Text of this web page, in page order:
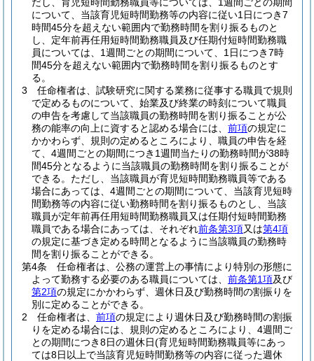
について、当該育児短時間勤務等の内容に従い1日につき7
時間45分を超えない範囲内で勤務時間を割り振るものと
し、定年前再任用短時間勤務職員及び任期付短時間勤務職
員については、1週間ごとの期間について、1日につき7時
間45分を超えない範囲内で勤務時間を割り振るものとす
る。
3
任命権者は、試験研究に関する業務に従事する職員で規則
で定めるものについて、始業及び終業の時刻について職員
の申告を考慮して当該職員の勤務時間を割り振ることが公
務の能率の向上に資すると認める場合には、 前項の規定に
かかわらず、規則の定めるところにより、職員の申告を経
て、4週間ごとの期間につき1週間当たりの勤務時間が38時
間45分となるように当該職員の勤務時間を割り振ることが
できる。 ただし、当該職員が育児短時間勤務職員等である
場合にあっては、4週間ごとの期間について、当該育児短時
間勤務等の内容に従い勤務時間を割り振るものとし、当該
職員が定年前再任用短時間勤務職員又は任期付短時間勤務
職員である場合にあっては、それぞれ前条第3項又は第4項
の規定に基づき定める時間となるように当該職員の勤務時
間を割り振ることができる。
第4条
任命権者は、公務の運営上の事情により特別の形態に
よって勤務する必要のある職員については、 前条第1項及び
第2項の規定にかかわらず、週休日及び勤務時間の割振りを
別に定めることができる。
2
任命権者は、 前項の規定により週休日及び勤務時間の割振
りを定める場合には、規則の定めるところにより、4週間ご
との期間につき8日の週休日(育児短時間勤務職員等にあっ
ては8日以上で当該育児短時間勤務等の内容に従った週休